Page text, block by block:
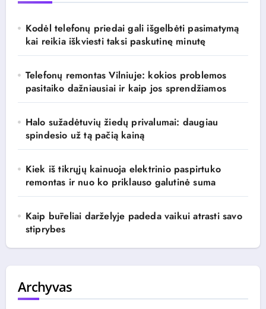
:
Kodėl telefonų priedai gali išgelbėti pasimatymą
kai reikia iškviesti taksi paskutinę minutę
Telefonų remontas Vilniuje: kokios problemos
pasitaiko dažniausiai ir kaip jos sprendžiamos
Halo sužadėtuvių žiedų privalumai: daugiau
spindesio už tą pačią kainą
Kiek iš tikrųjų kainuoja elektrinio paspirtuko
remontas ir nuo ko priklauso galutinė suma
Kaip būreliai darželyje padeda vaikui atrasti savo
stiprybes
Archyvas